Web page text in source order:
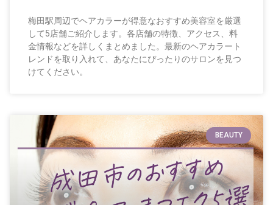
梅田駅周辺でヘアカラーが得意なおすすめ美容室を厳選
して5店舗ご紹介します。各店舗の特徴、アクセス、料
金情報などを詳しくまとめました。最新のヘアカラート
レンドを取り入れて、あなたにぴったりのサロンを見つ
けてください。
BEAUTY